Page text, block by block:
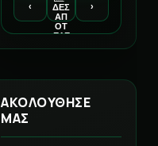
‹
ΔΕΣ
ΑΠ
ΟΤ
ΕΛΕ
›
ΑΚΟΛΟΥΘΗΣΕ
ΜΑΣ